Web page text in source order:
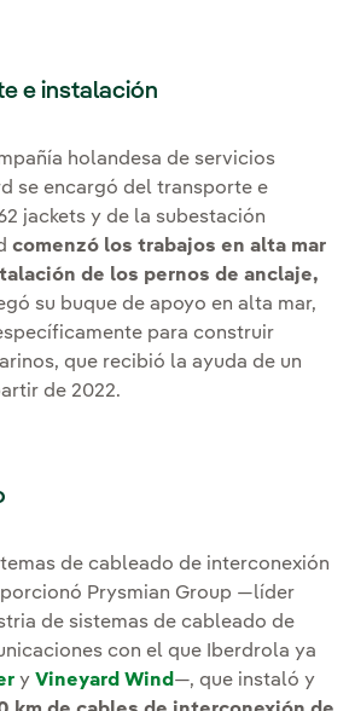
e instalación
holandesa de servicios
se encargó del transporte e
jackets y de la subestación
comenzó los trabajos en alta mar
de los pernos de anclaje,
su buque de apoyo en alta mar,
para construir
que recibió la ayuda de un
de 2022.
de cableado de interconexión
Prysmian Group —líder
de sistemas de cableado de
con el que Iberdrola ya
y Vineyard Wind—, que instaló y